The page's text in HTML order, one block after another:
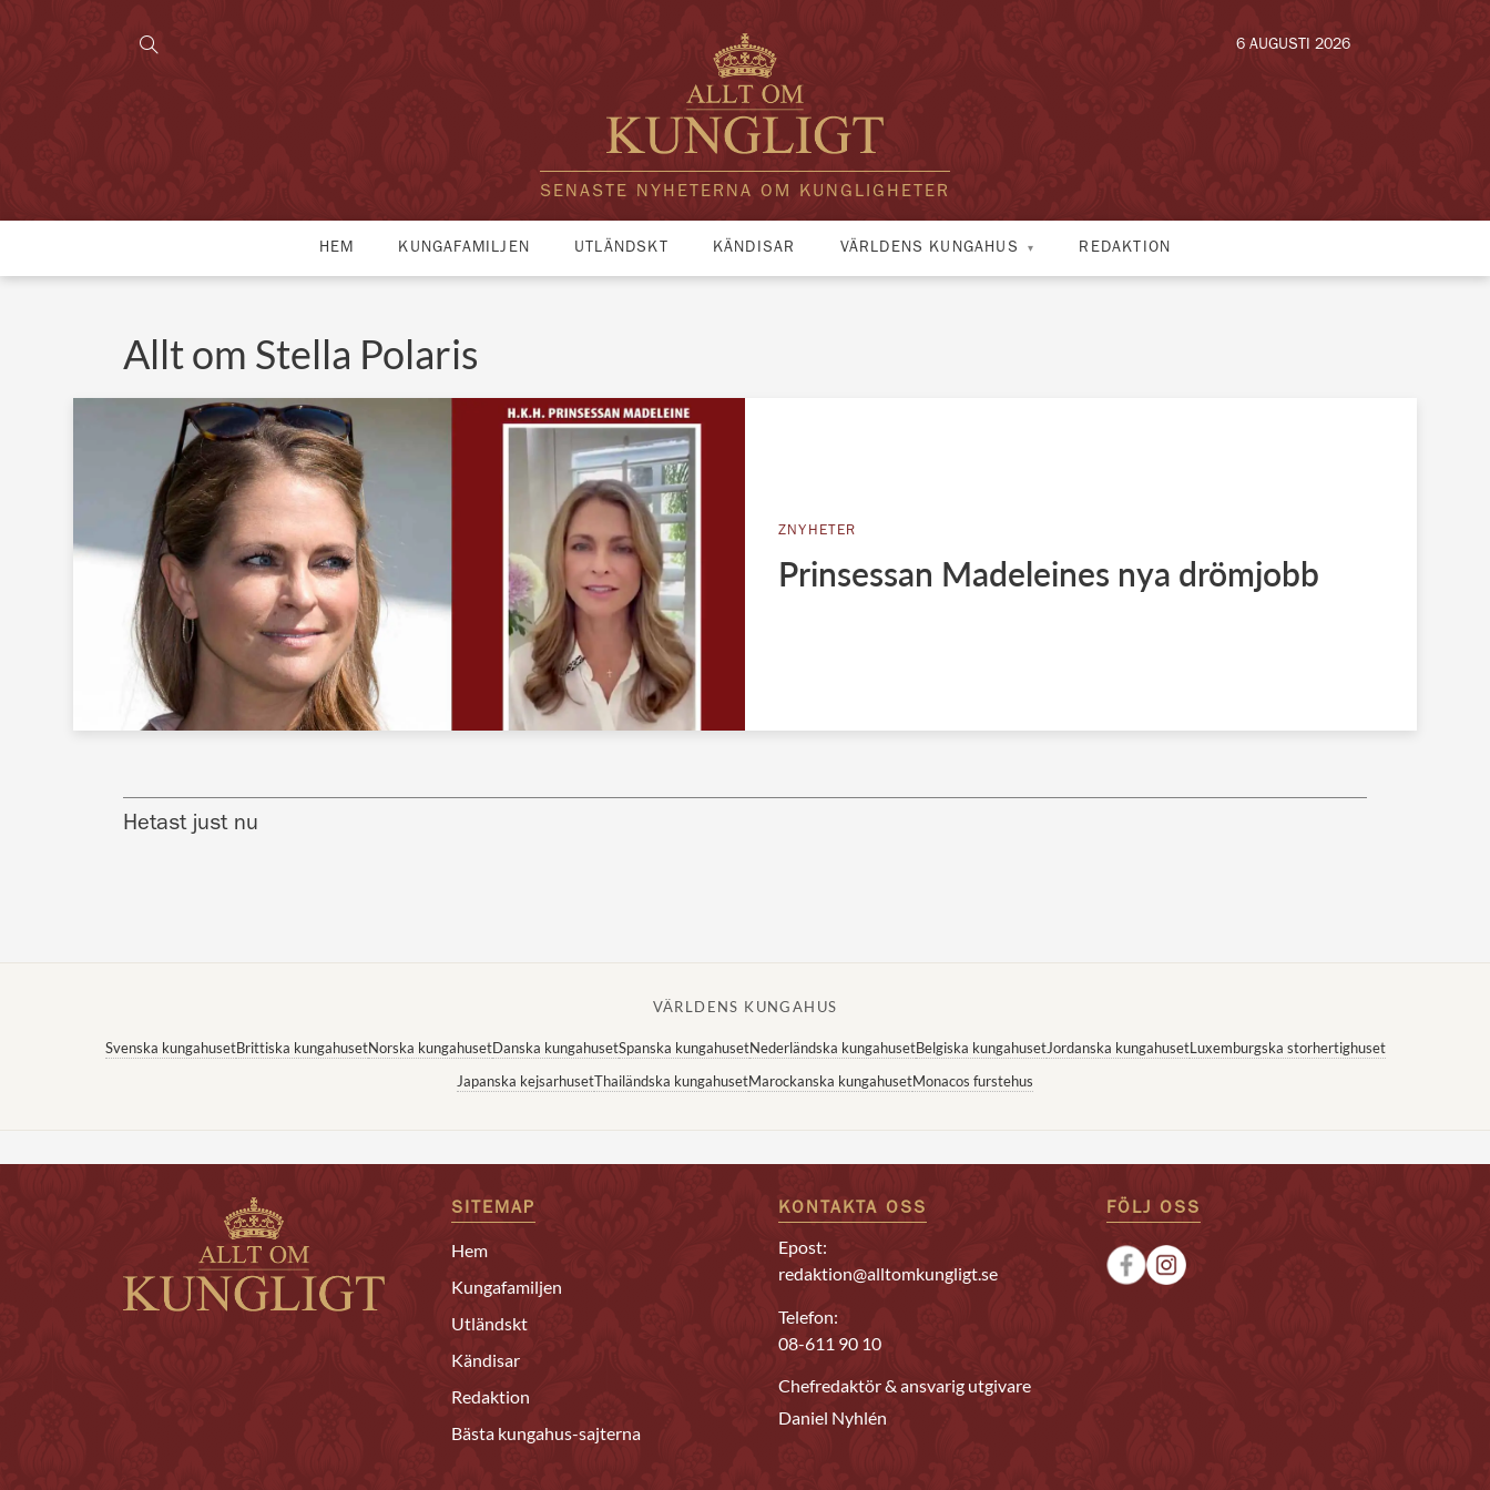
SENASTE NYHETERNA OM KUNGLIGHETER
6 AUGUSTI 2026
HEM KUNGAFAMILJEN UTLÄNDSKT KÄNDISAR VÄRLDENS KUNGAHUS REDAKTION
Allt om Stella Polaris
ZNYHETER
Prinsessan Madeleines nya drömjobb
Hetast just nu
VÄRLDENS KUNGAHUS
Svenska kungahusetBrittiska kungahusetNorska kungahusetDanska kungahusetSpanska kungahusetNederländska kungahusetBelgiska kungahusetJordanska kungahusetLuxemburgska storhertighuset
Japanska kejsarhusetThailändska kungahusetMarockanska kungahusetMonacos furstehus
SITEMAP
Hem
Kungafamiljen
Utländskt
Kändisar
Redaktion
Bästa kungahus-sajterna
KONTAKTA OSS
Epost:
redaktion@alltomkungligt.se
Telefon:
08-611 90 10
Chefredaktör & ansvarig utgivare
Daniel Nyhlén
FÖLJ OSS